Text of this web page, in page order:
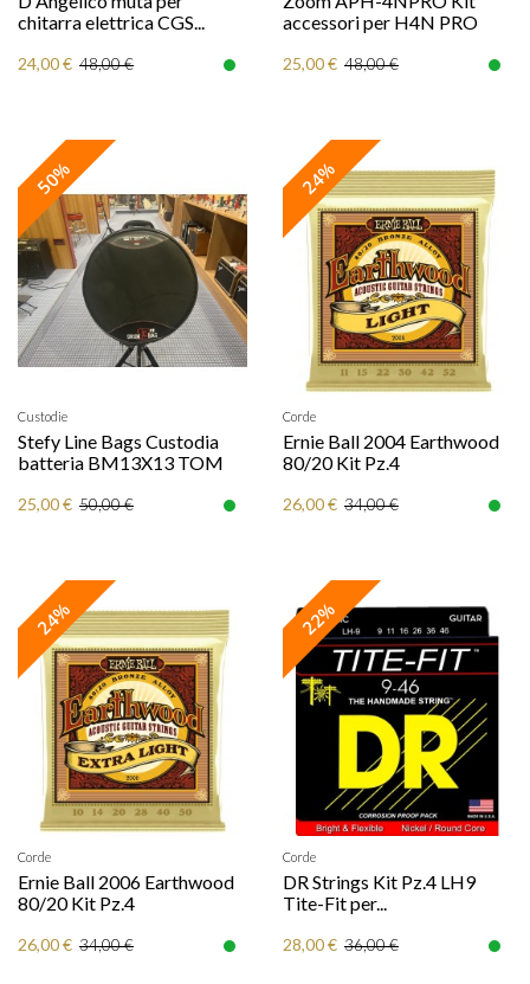
chitarra elettrica CGS...
24,00 € 48,00 €
accessori per H4N PRO
25,00 € 48,00 €
50%
Custodie
Stefy Line Bags Custodia
batteria BM13X13 TOM
25,00 € 50,00 €
24%
Corde
Ernie Ball 2004 Earthwood
80/20 Kit Pz.4
26,00 € 34,00 €
24%
Corde
Ernie Ball 2006 Earthwood
80/20 Kit Pz.4
26,00 € 34,00 €
22%
Corde
DR Strings Kit Pz.4 LH9
Tite-Fit per...
28,00 € 36,00 €